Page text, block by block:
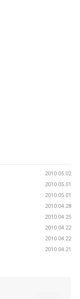
2010.05.02
2010.05.01
2010.05.01
2010.04.28
2010.04.25
2010.04.22
2010.04.22
2010.04.21